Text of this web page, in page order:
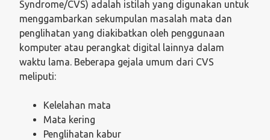
Syndrome/CVS) adalah istilah yang digunakan untuk
menggambarkan sekumpulan masalah mata dan
penglihatan yang diakibatkan oleh penggunaan
komputer atau perangkat digital lainnya dalam
waktu lama. Beberapa gejala umum dari CVS
meliputi:
Kelelahan mata
Mata kering
Penglihatan kabur